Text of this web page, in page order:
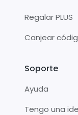
Regalar PLUS
Canjear
Soporte
Ayuda
Tengo una